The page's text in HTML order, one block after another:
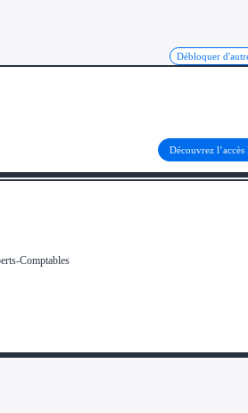
Débloquer
Découvrez l’accès